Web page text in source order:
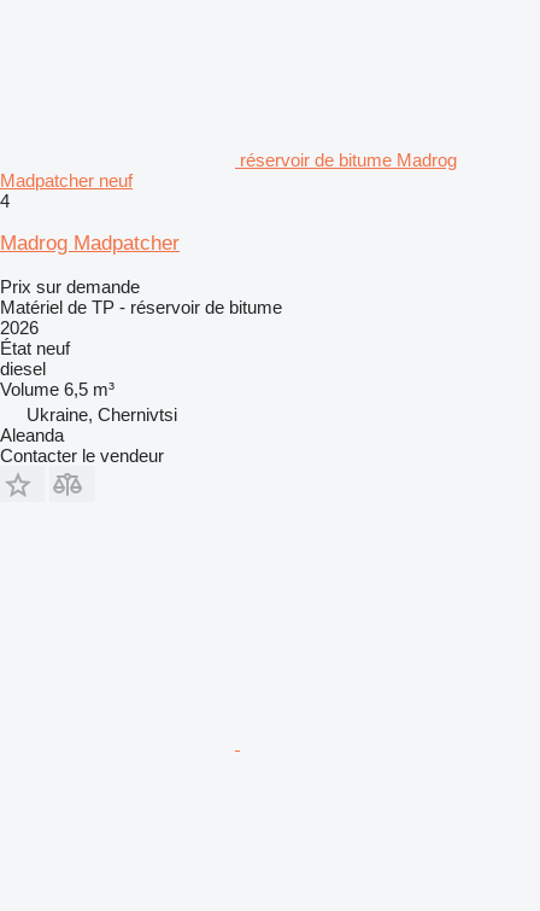
réservoir de bitume Madrog
Madpatcher neuf
4
Madrog Madpatcher
Prix sur demande
Matériel de TP - réservoir de bitume
2026
État neuf
diesel
Volume 6,5 m³
Ukraine, Chernivtsi
Aleanda
Contacter le vendeur